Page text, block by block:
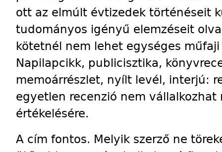
ott az elmúlt évtizedek történéseit
tudományos igényű elemzéseit
kötetnél nem lehet egységes
Napilapcikk, publicisztika,
memoárrészlet, nyílt levél, interjú:
egyetlen recenzió nem
értékelésére.
A cím fontos. Melyik szerző ne